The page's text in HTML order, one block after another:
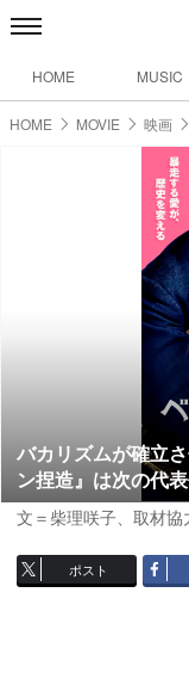
HOME MUSIC
HOME MOVIE 映画
バカリズムが確立
ン捏造』は次の代
文＝柴理咲子、 取材協
ポスト